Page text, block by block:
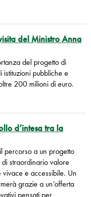
del Ministro Anna
del progetto di
pubbliche e
200 milioni di euro.
d’intesa tra la
percorso a un progetto
di straordinario valore
e accessibile. Un
grazie a un’offerta
pensati per